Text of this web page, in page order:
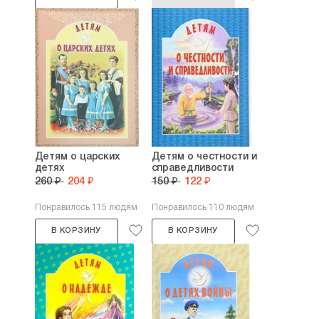
Детям о царских
детях
260 ₽ 204 ₽
Понравилось 115 людям
В КОРЗИНУ
Детям о честности и
справедливости
150 ₽ 122 ₽
Понравилось 110 людям
В КОРЗИНУ